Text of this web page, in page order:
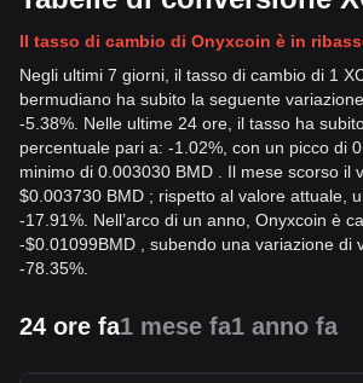
Il tasso di cambio di Onyxcoin è in
Negli ultimi 7 giorni, il tasso di cambio di 1
bermudiano ha subito la seguente
-5.38%. Nelle ultime 24 ore, il tasso ha
percentuale pari a: -1.02%, con un picco di
minimo di 0.003030 BMD . Il mese scorso il
$0.003730 BMD ; rispetto al valore attuale,
-17.91%. Nell’arco di un anno, Onyxcoin è
-$0.01099BMD , subendo una variazione di
-78.35%.
24 ore fa1 mese fa1 anno fa